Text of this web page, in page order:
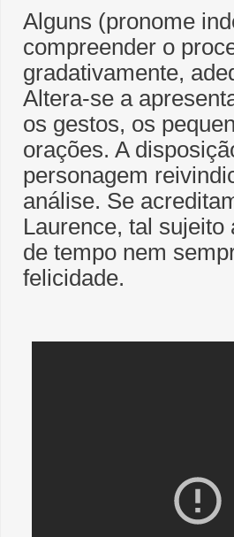
Alguns (pronome
compreender o
gradativamente,
Altera-se a
os gestos, os
orações. A
personagem
análise. Se
Laurence, tal
de tempo nem
felicidade.